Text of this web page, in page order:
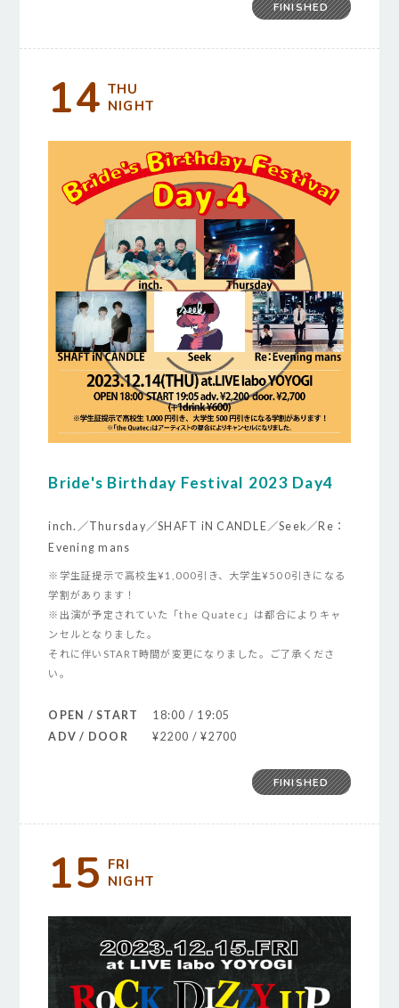
FINISHED
14 THU
NIGHT
Bride's Birthday Festival 2023 Day4
inch.／Thursday／SHAFT iN CANDLE／Seek／Re：
Evening mans
※学生証提示で高校生¥1,000引き、大学生¥500引きになる
学割があります！
※出演が予定されていた「the Quatec」は都合によりキャ
ンセルとなりました。
それに伴いSTART時間が変更になりました。ご了承くださ
い。
OPEN / START
18:00 / 19:05
ADV / DOOR
¥2200 / ¥2700
FINISHED
15 FRI
NIGHT